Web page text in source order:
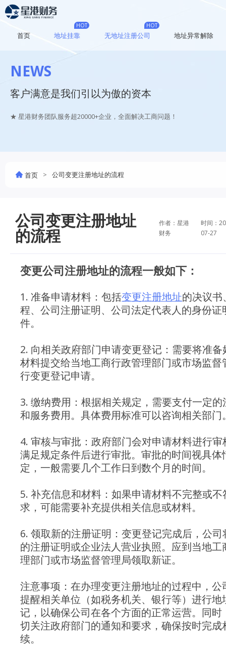
首页
HOT
地址挂靠
HOT
无地址注册公司 地址异常解除
NEWS
客户满意是我们引以为傲的资本
★ 星港财务团队服务超20000+企业，全面解决工商问题！
首页 > 公司变更注册地址的流程
公司变更注册地址
的流程
作者：星港
财务
时间：
07-27
变更公司注册地址的流程一般如下：
1. 准备申请材料：包括变更注册地址的决议书
程、公司注册证明、公司法定代表人的身份证
件。
2. 向相关政府部门申请变更登记：需要将准备
材料提交给当地工商行政管理部门或市场监督
行变更登记申请。
3. 缴纳费用：根据相关规定，需要支付一定的
和服务费用。具体费用标准可以咨询相关部门
4. 审核与审批：政府部门会对申请材料进行审
满足规定条件后进行审批。审批的时间视具体
定，一般需要几个工作日到数个月的时间。
5. 补充信息和材料：如果申请材料不完整或不
求，可能需要补充提供相关信息或材料。
6. 领取新的注册证明：变更登记完成后，公司
的注册证明或企业法人营业执照。应到当地工
理部门或市场监督管理局领取新证。
注意事项：在办理变更注册地址的过程中，公
提醒相关单位（如税务机关、银行等）进行地
记，以确保公司在各个方面的正常运营。同时
切关注政府部门的通知和要求，确保按时完成
续。